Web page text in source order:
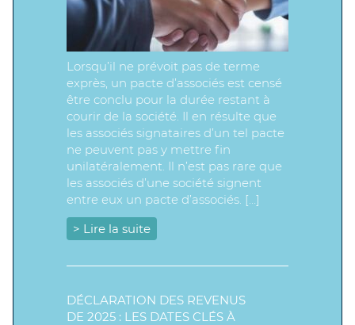
Lorsqu’il ne prévoit pas de terme
exprès, un pacte d’associés est censé
être conclu pour la durée restant à
courir de la société. Il en résulte que
les associés signataires d’un tel pacte
ne peuvent pas y mettre fin
unilatéralement. Il n’est pas rare que
les associés d’une société signent
entre eux un pacte d’associés. […]
> Lire la suite
DÉCLARATION DES REVENUS
DE 2025 : LES DATES CLÉS À